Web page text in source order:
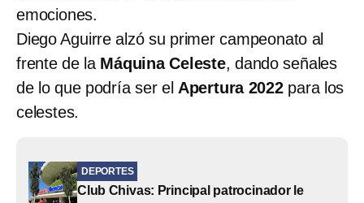
emociones.
Diego Aguirre alzó su primer campeonato al
frente de la Máquina Celeste, dando señales
de lo que podría ser el Apertura 2022para los
celestes.
DEPORTES
Club Chivas: Principal patrocinador le